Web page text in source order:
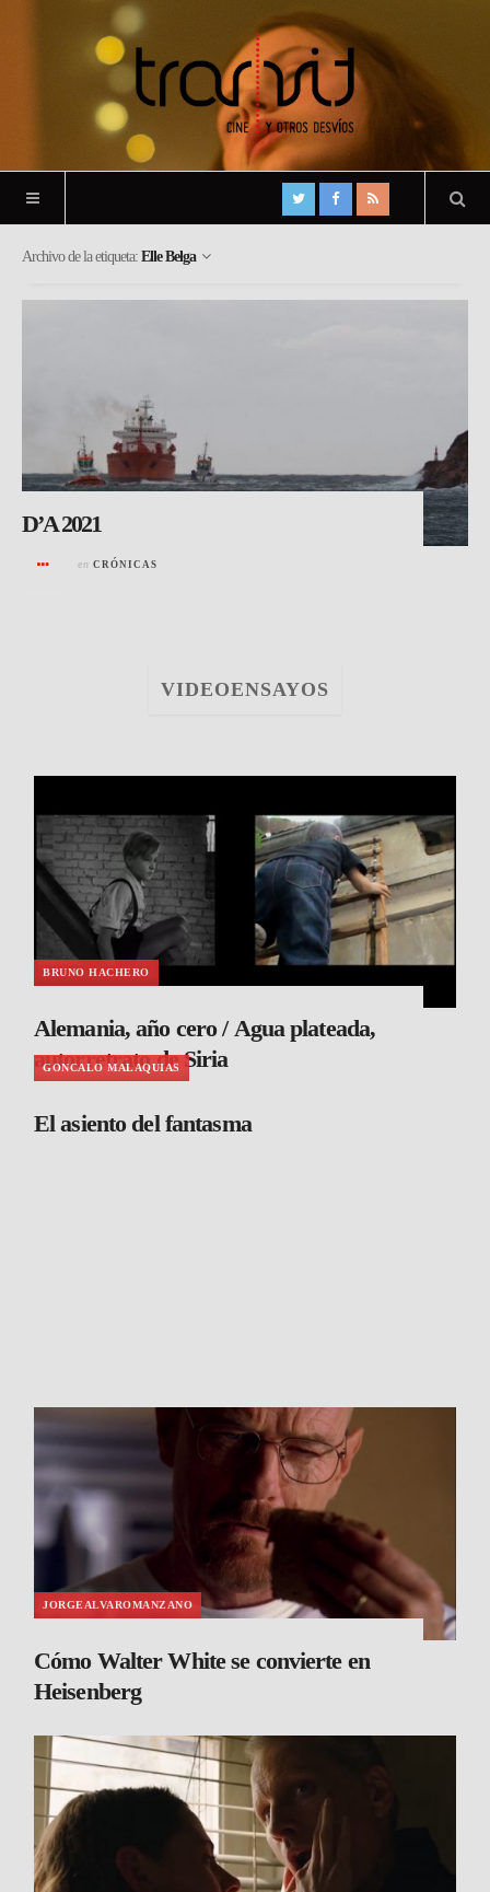
Archivo de la etiqueta: Elle Belga
D’A 2021
en CRÓNICAS
VIDEOENSAYOS
BRUNO HACHERO
Alemania, año cero / Agua plateada,
autorretrato de Siria
GONCALO MALAQUIAS
El asiento del fantasma
JORGEALVAROMANZANO
Cómo Walter White se convierte en
Heisenberg